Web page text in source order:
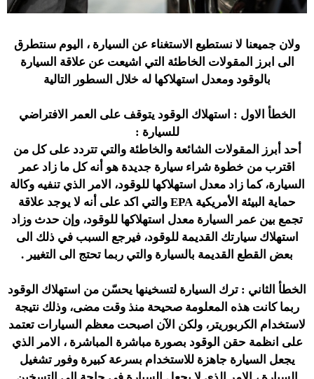
ولان جميعنا لا نستطيع الاستغناء عن السيارة ، اليوم سنتطرق
الى ابرز المقولات الخاطئة التي اشيعت عن علاقة السيارة
بالوقود ومعدل استهلاكها له خلال السطور التالية
الخطأ الاول : استهلاك الوقود يتوقف على العمر الافتراضي
للسيارة :
أحد أبرز المقولات الشائعة والخاطئة والتي تتردد على كل من
اقترب من خطوة شراء سيارة جديدة هو أنه كل ما زاد عمر
السيارة، كما زاد معدل استهلاكها للوقود، الامر الذي تنفيه وكالة
حماية البيئة الأمريكية EPA والتي اكد على أنه لا يوجد علاقة
تجمع بين عمر السيارة معدل استهلاكها للوقود، وإن حدث وزاد
استهلاك سيارتك القديمة للوقود، فيرجع السبب في ذلك الى
بعض القطع القديمة بالسيارة والتي ربما تحتج الى التغيير .
الخطأ الثاني : ترك السيارة لتسخينها يحسّن من استهلاك الوقود
ربما كانت هذه المعلومة صحيحة منذ وقت مضى، وذلك نتيجة
لاستخدام الكربوريتر، ولكن الآن اصبحت معظم السيارات تعتمد
على انظمة حقن الوقود بصورة مباشرة المباشرة ، الامر الذي
يجعل السيارة جاهزة للاستخدام بسرعة كبيرة وفور تشغيل